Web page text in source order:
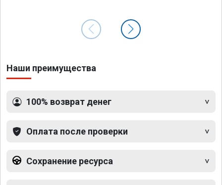
Наши преимущества
100% возврат денег
Оплата после проверки
Сохранение ресурса